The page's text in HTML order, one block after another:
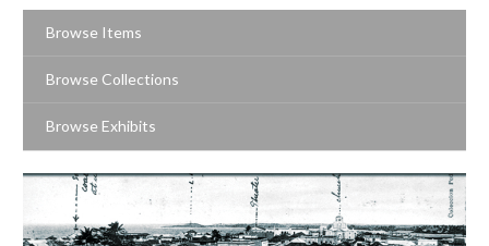
Browse Items
Browse Collections
Browse Exhibits